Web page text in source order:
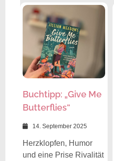
Buchtipp: „Give Me
Butterflies“
14. September 2025
Herzklopfen, Humor
und eine Prise Rivalität